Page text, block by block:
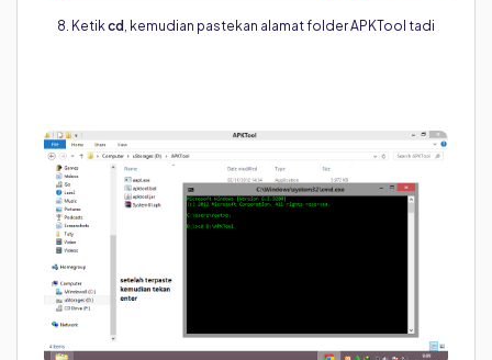
8. Ketikcd , kemudian pastekan alamat folder APKTool tadi